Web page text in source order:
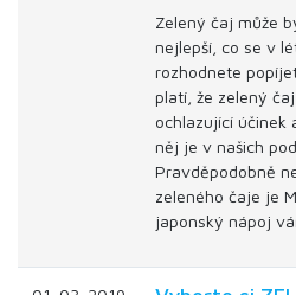
Zelený čaj může
nejlepší, co se v
rozhodnete
platí, že zelený
ochlazující účinek
něj je v našich
Pravděpodobně
zeleného čaje je
japonský nápoj